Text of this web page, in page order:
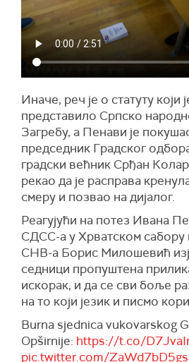
Иначе, реч је о статуту који
представило Српско
Загребу, а Пенави је
председник Градског
градски већник Срђан
рекао да је расправа
смеру и позвао на дијалог.
Реагујући на потез Ивана
СДСС-а у Хрватском сабору
СНВ-а Борис Милошевић
седници пропуштена
искорак, и да се сви боље
на то који језик и писмо
Burna sjednica vukovarskog
Opširnije: https://t.co/
pic.twitter.com/ZaWd7bD5gs